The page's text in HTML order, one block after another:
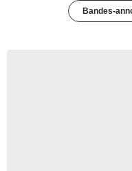
Bandes-